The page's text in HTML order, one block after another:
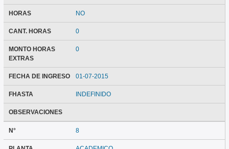
HORAS NO
CANT. HORAS 0
MONTO HORAS
EXTRAS
0
FECHA DE INGRESO 01-07-2015
FHASTA INDEFINIDO
OBSERVACIONES
N° 8